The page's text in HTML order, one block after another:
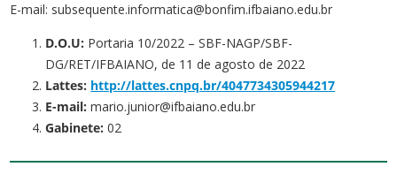
E-mail: subsequente.informatica@bonfim.ifbaiano.edu.br
D.O.U: Portaria 10/2022 – SBF-NAGP/SBF-
DG/RET/IFBAIANO, de 11 de agosto de 2022
Lattes: http://lattes.cnpq.br/4047734305944217
E-mail: mario.junior@ifbaiano.edu.br
Gabinete: 02